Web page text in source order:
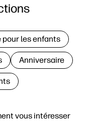
vous intéresser
pour les enfants
Anniversaire